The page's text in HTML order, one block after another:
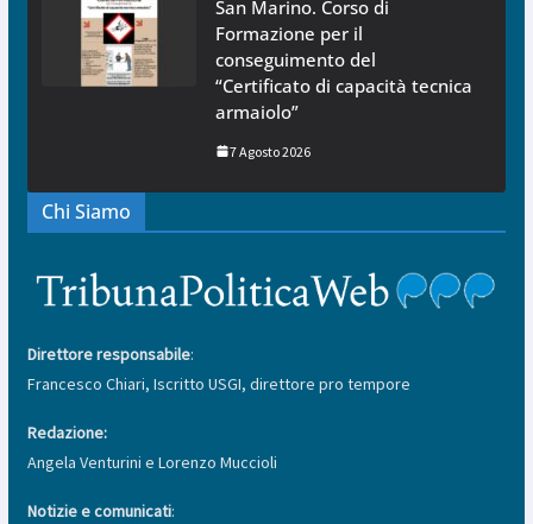
San Marino. Corso di
Formazione per il
conseguimento del
“Certificato di capacità tecnica
armaiolo”
7 Agosto 2026
Chi Siamo
Direttore responsabile:
Francesco Chiari, Iscritto USGI, direttore pro tempore
Redazione:
Angela Venturini e Lorenzo Muccioli
Notizie e comunicati: